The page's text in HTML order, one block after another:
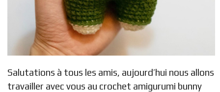
Salutations à tous les amis, aujourd’hui nous allons
travailler avec vous au crochet amigurumi bunny